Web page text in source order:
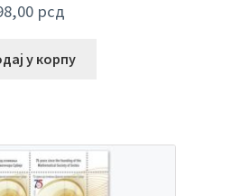
рсд
у корпу